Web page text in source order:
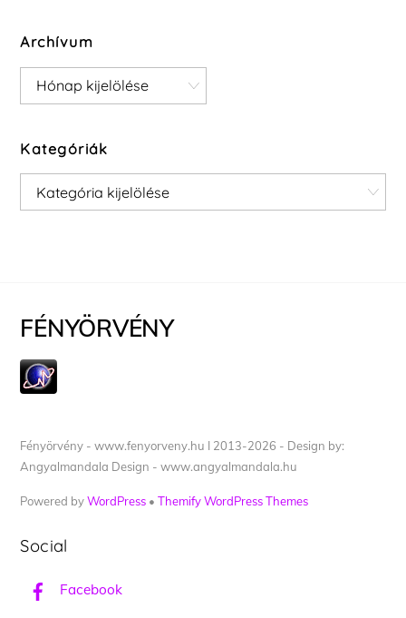
Archívum
Archívum
Kategóriák
Kategóriák
FÉNYÖRVÉNY
Fényörvény - www.fenyorveny.hu I 2013-2026 - Design by:
Angyalmandala Design - www.angyalmandala.hu
Powered byWordPress •Themify WordPress Themes
Social
Facebook